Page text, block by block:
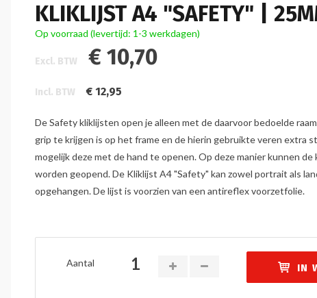
KLIKLIJST A4 "SAFETY" |
Op voorraad (levertijd: 1-3 werkdagen)
Excl. BTW € 10,70
Incl. BTW € 12,95
De Safety kliklijsten open je alleen met de daarvoor bedoelde
grip te krijgen is op het frame en de hierin gebruikte veren extra
mogelijk deze met de hand te openen. Op deze manier kunnen de
worden geopend. De Kliklijst A4 "Safety" kan zowel portrait als
opgehangen. De lijst is voorzien van een antireflex voorzetfolie.
Aantal IN